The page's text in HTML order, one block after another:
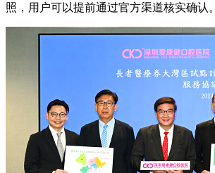
照，用户可以提前通过官方渠道核实确认。